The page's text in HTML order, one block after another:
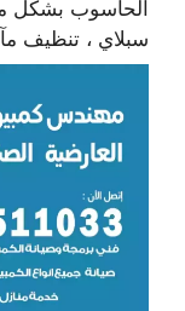
الحاسوب بشكل
سبلاي ، تنظيف